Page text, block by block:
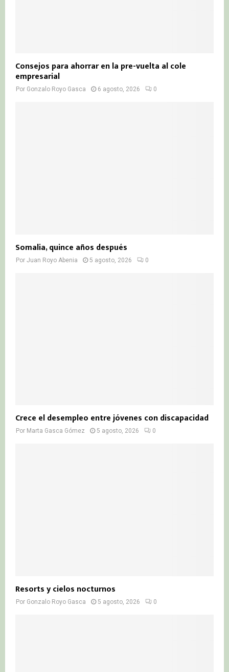
Consejos para ahorrar en la pre-vuelta al cole
empresarial
Por Gonzalo Royo Gasca 6 agosto, 2026 0
Somalia, quince años después
Por Juan Royo Abenia 5 agosto, 2026 0
Crece el desempleo entre jóvenes con discapacidad
Por Marta Gasca Gómez 5 agosto, 2026 0
Resorts y cielos nocturnos
Por Gonzalo Royo Gasca 5 agosto, 2026 0